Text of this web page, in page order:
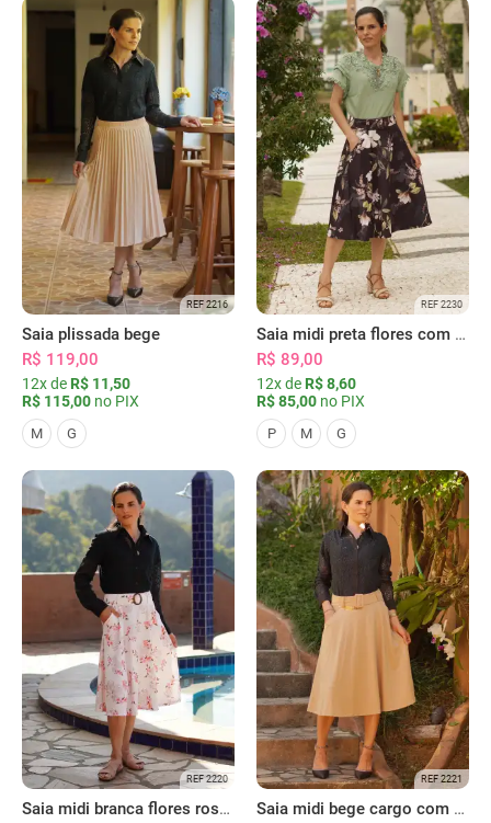
REF 2216
Saia plissada bege
R$ 119,00
12x de R$ 11,50
R$ 115,00 no PIX
M G
REF 2230
Saia midi preta flores com bolsos
R$ 89,00
12x de R$ 8,60
R$ 85,00 no PIX
P M G
REF 2220
Saia midi branca flores rosas com bolsos
REF 2221
Saia midi bege cargo com bolsos